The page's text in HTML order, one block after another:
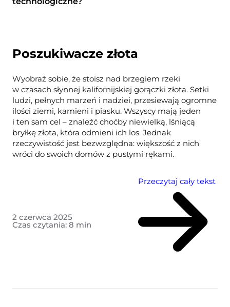
Poszukiwacze złota
Wyobraź sobie, że stoisz nad brzegiem rzeki
w czasach słynnej kalifornijskiej gorączki złota. Setki
ludzi, pełnych marzeń i nadziei, przesiewają ogromne
ilości ziemi, kamieni i piasku. Wszyscy mają jeden
i ten sam cel – znaleźć choćby niewielką, lśniącą
bryłkę złota, która odmieni ich los. Jednak
rzeczywistość jest bezwzględna: większość z nich
wróci do swoich domów z pustymi rękami.
2 czerwca 2025
Czas czytania: 8 min
Przeczytaj cały tekst